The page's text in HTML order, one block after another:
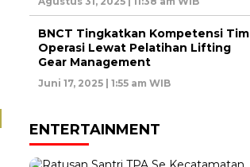
BNCT Tingkatkan Kompetensi Tim
Operasi Lewat Pelatihan Lifting
Gear Management
Juni 17, 2025 | 1:55 am WIB
ENTERTAINMENT